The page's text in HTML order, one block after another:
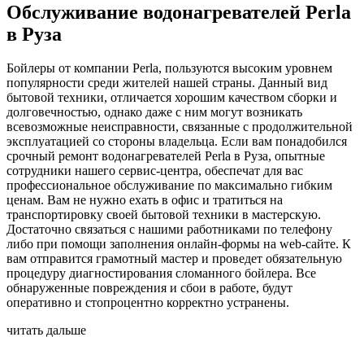
Обслуживание водонагревателей Perla
в Руза
Бойлеры от компании Perla, пользуются высоким уровнем
популярности среди жителей нашей страны. Данный вид
бытовой техники, отличается хорошим качеством сборки и
долговечностью, однако даже с ним могут возникать
всевозможные неисправности, связанные с продолжительной
эксплуатацией со стороны владельца. Если вам понадобился
срочный ремонт водонагревателей Perla в Руза, опытные
сотрудники нашего сервис-центра, обеспечат для вас
профессиональное обслуживание по максимально гибким
ценам. Вам не нужно ехать в офис и тратиться на
транспортировку своей бытовой техники в мастерскую.
Достаточно связаться с нашими работниками по телефону
либо при помощи заполнения онлайн-формы на web-сайте. К
вам отправится грамотный мастер и проведет обязательную
процедуру диагностирования сломанного бойлера. Все
обнаруженные повреждения и сбои в работе, будут
оперативно и стопроцентно корректно устранены.
читать дальше